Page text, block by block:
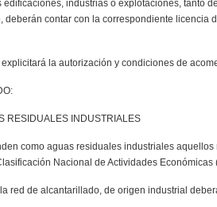
edificaciones, industrias o explotaciones, tanto
deberán contar con la correspondiente licencia
la autorización y condiciones de
RESIDUALES INDUSTRIALES
como aguas residuales industriales
Nacional de Actividades
red de alcantarillado, de origen industrial